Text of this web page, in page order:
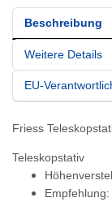
Beschreibung
Weitere Details
EU-
Friess
Teleskopstativ